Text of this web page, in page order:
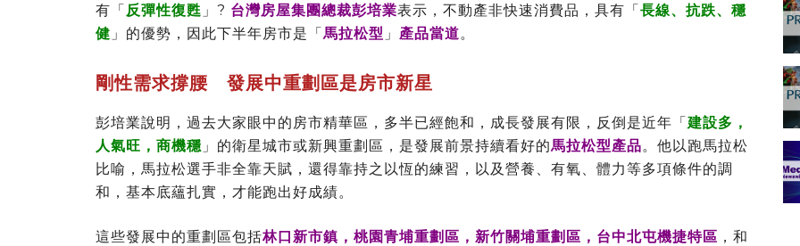
有「反彈性復甦 」? 台灣房屋集團總裁彭培業表示，不動產非快速消費品，具有「長線、抗跌、穩
健 」的優勢，因此下半年房市是「馬拉松型 」 產品當道。
剛性需求撐腰 發展中重劃區是房市新星
彭培業說明，過去大家眼中的房市精華區，多半已經飽和，成長發展有限，反倒是近年「建設多，
人氣旺，商機穩 」的衛星城市或新興重劃區，是發展前景持續看好的馬拉松型產品。他以跑馬拉松
比喻，馬拉松選手非全靠天賦，還得靠持之以恆的練習，以及營養、有氧、體力等多項條件的調
和，基本底蘊扎實，才能跑出好成績。
這些發展中的重劃區包括林口新市鎮，桃園青埔重劃區，新竹關埔重劃區，台中北屯機捷特區 ，和